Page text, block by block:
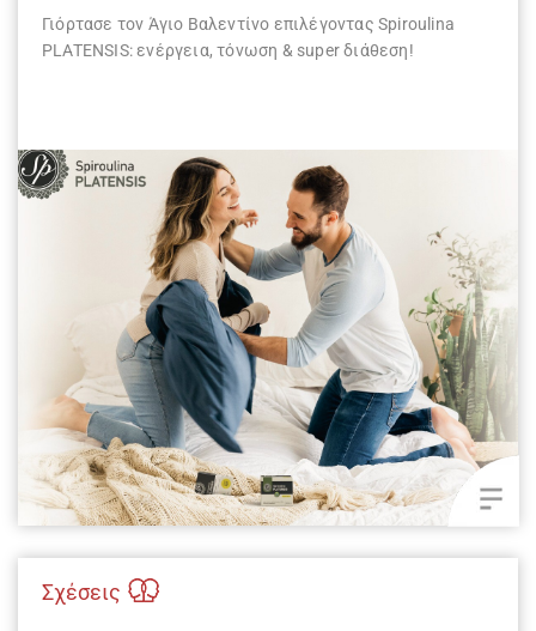
Γιόρτασε τον Άγιο Βαλεντίνο επιλέγοντας Spiroulina
PLATENSIS: ενέργεια, τόνωση & super διάθεση!
Σχέσεις